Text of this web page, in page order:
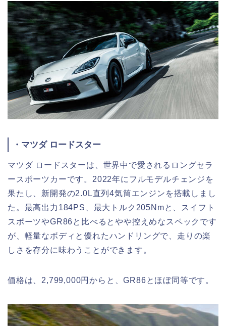
・マツダ ロードスター
マツダ ロードスターは、世界中で愛されるロングセラ
ースポーツカーです。2022年にフルモデルチェンジを
果たし、新開発の2.0L直列4気筒エンジンを搭載しまし
た。最高出力184PS、最大トルク205Nmと、スイフト
スポーツやGR86と比べるとやや控えめなスペックです
が、軽量なボディと優れたハンドリングで、走りの楽
しさを存分に味わうことができます。
価格は、2,799,000円からと、GR86とほぼ同等です。